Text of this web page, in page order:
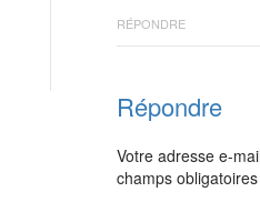
RÉPONDRE
Répondre
Votre adresse e-
champs